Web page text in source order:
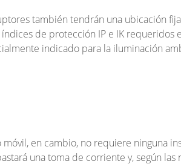
también tendrán una ubicación
de protección IP e IK requeridos
indicado para la iluminación
móvil, en cambio, no requiere ninguna
una toma de corriente y, según